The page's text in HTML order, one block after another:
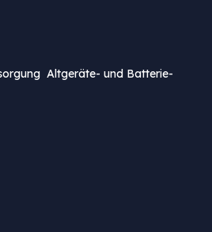
Altgeräte- und Batterie-